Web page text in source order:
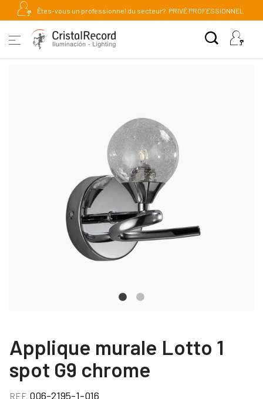
Êtes-vous un professionnel du secteur? PRIVÉ PROFESSIONNEL
Applique murale Lotto 1
spot G9 chrome
REF. 006-2195-1-016